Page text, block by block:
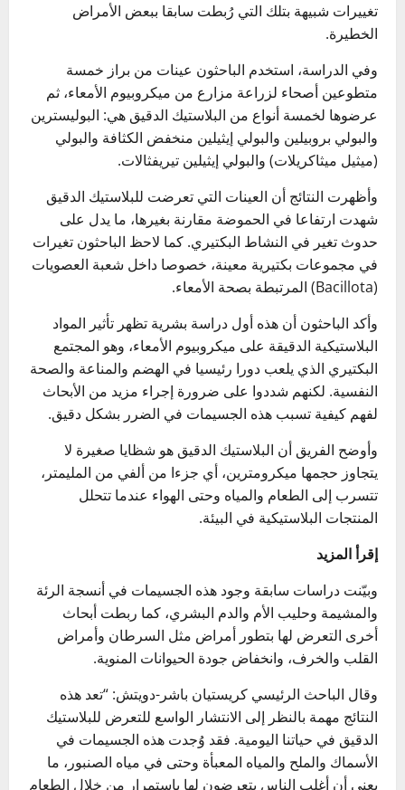
تغييرات شبيهة بتلك التي رُبطت سابقا ببعض الأمراض
الخطيرة.
وفي الدراسة، استخدم الباحثون عينات من براز خمسة
متطوعين أصحاء لزراعة مزارع من ميكروبيوم الأمعاء، ثم
عرضوها لخمسة أنواع من البلاستيك الدقيق هي: البوليسترين
والبولي بروبيلين والبولي إيثيلين منخفض الكثافة والبولي
(ميثيل ميثاكريلات) والبولي إيثيلين تيريفثالات.
وأظهرت النتائج أن العينات التي تعرضت للبلاستيك الدقيق
شهدت ارتفاعا في الحموضة مقارنة بغيرها، ما يدل على
حدوث تغير في النشاط البكتيري. كما لاحظ الباحثون تغيرات
في مجموعات بكتيرية معينة، خصوصا داخل شعبة العصويات
(Bacillota) المرتبطة بصحة الأمعاء.
وأكد الباحثون أن هذه أول دراسة بشرية تظهر تأثير المواد
البلاستيكية الدقيقة على ميكروبيوم الأمعاء، وهو المجتمع
البكتيري الذي يلعب دورا رئيسيا في الهضم والمناعة والصحة
النفسية. لكنهم شددوا على ضرورة إجراء مزيد من الأبحاث
لفهم كيفية تسبب هذه الجسيمات في الضرر بشكل دقيق.
وأوضح الفريق أن البلاستيك الدقيق هو شظايا صغيرة لا
يتجاوز حجمها ميكرومترين، أي جزءا من ألفي من المليمتر،
تتسرب إلى الطعام والمياه وحتى الهواء عندما تتحلل
المنتجات البلاستيكية في البيئة.
إقرأ المزيد
وبيّنت دراسات سابقة وجود هذه الجسيمات في أنسجة الرئة
والمشيمة وحليب الأم والدم البشري، كما ربطت أبحاث
أخرى التعرض لها بتطور أمراض مثل السرطان وأمراض
القلب والخرف، وانخفاض جودة الحيوانات المنوية.
وقال الباحث الرئيسي كريستيان باشر-دويتش: “تعد هذه
النتائج مهمة بالنظر إلى الانتشار الواسع للتعرض للبلاستيك
الدقيق في حياتنا اليومية. فقد وُجدت هذه الجسيمات في
الأسماك والملح والمياه المعبأة وحتى في مياه الصنبور، ما
يعني أن أغلب الناس يتعرضون لها باستمرار من خلال الطعام